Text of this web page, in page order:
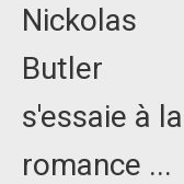
Nickolas
Butler
s'essaie à la
romance ...